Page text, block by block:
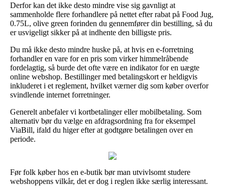
Derfor kan det ikke desto mindre vise sig gavnligt at
sammenholde flere forhandlere på nettet efter rabat på Food Jug,
0.75L, olive green forinden du gennemfører din bestilling, så du
er usvigeligt sikker på at indhente den billigste pris.
Du må ikke desto mindre huske på, at hvis en e-forretning
forhandler en vare for en pris som virker himmelråbende
fordelagtig, så burde det ofte være en indikator for en uægte
online webshop. Bestillinger med betalingskort er heldigvis
inkluderet i et reglement, hvilket værner dig som køber overfor
svindlende internet forretninger.
Generelt anbefaler vi kortbetalinger eller mobilbetaling. Som
alternativ bør du vælge en afdragsordning fra for eksempel
ViaBill, ifald du higer efter at godtgøre betalingen over en
periode.
Før folk køber hos en e-butik bør man utvivlsomt studere
webshoppens vilkår, det er dog i reglen ikke særlig interessant.